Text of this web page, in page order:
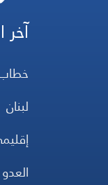
آخر
لبنان
العدو